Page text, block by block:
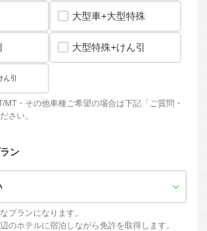
大型車+大型特殊
大型特殊+けん引
引
MT・ その他車種ご希望の場合は下記「ご質問・
さい。
ン
プランになります。
のホテルに宿泊しながら免許を取得します。